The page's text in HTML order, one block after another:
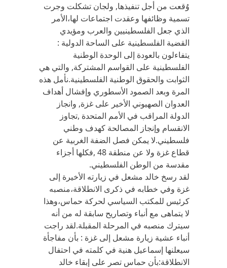
وُقعت من أجل تنفيذها, ولجان تشكلت وجرت
تسمية وظائفها وعقدت اجتماعات لها،الأمر
الذي جعل الفلسطينيين والعرب ومؤيدي
القضية الفلسطينية على الساحة الدولية :
يتفاءلون بالعودة إلى الوحدة الوطنية
الفلسطينية على القواسم المشتركة, والتي هي
الثوابت والحقوق الوطنية الفلسطينية.نأمل هذه
المرة وبعد الصمود الأسطوري وإفشال أهداف
العدوان الصهيوني الأخير على غزة, وانجاز
الدولة المراقب في الأمم المتحدة ,تجاوز
الانقسام وإنجاز المصالحة كهدف وطني
فلسطيني.لا يمكن فصل الضفة الغربية عن
قطاع غزة ولا عن منطقة 48 ,فكلها أجزاء
مقدسة من الوطن الفلسطيني.
لقد رسخ خالد مشعل في زيارته الأخيرة إلى
غزة وفي خطابه في ذكرى الانطلاقة،منصبه
كرئيس للمكتب السياسي لحركة حماس،وهذا
لا يتماهى مع أنباء وتصاريح سابقة له من أنه
سيترك منصبه في المرحلة المقبلة.لقد راجت
أنباء عشية زيارة مشعل إلى غزة : بأن مفاجأة
سيعلنها إسماعيل هنية في كلمته في احتفال
الانطلاقة:بأن حماس تصر على إبقاء خالد